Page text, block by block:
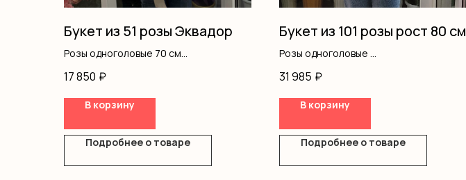
Букет из 51 розы Эквадор
Розы одноголовые 70 см
17 850 ₽
В корзину
Подробнее о товаре
Букет из 101 розы рост 80 см
Розы одноголовые
31 985 ₽
В корзину
Подробнее о товаре